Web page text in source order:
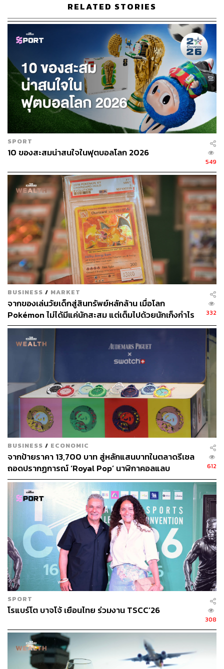
จริงอยู่ว่าในช่วง 20-30 ปีที่ผ่านมา ความนิยมในการสะสม
แสตมป์จะลดลง เพราะผู้คนหันไปสื่อสารทางอื่นแทนการ
เขียนจดหมาย อย่างไรก็ตาม เจ้ากระดาษแผ่นเล็กๆ นี้ยังเป็น
ของสะสมที่มีมูลค่าน่าประทับใจ โดยมีอัตราการเพิ่มขึ้นของ
ราคาอยู่ที่ 13% ต่อปีตั้งแต่ปี 1991 (ตามการเติบโตของดัชนี
GB 250 ซึ่งติดตามมูลค่าของแสตมป์ 250 อันดับแรกใน
Great Britain)
ส่วนข้อดีอีกอย่างสำหรับนักสะสมคือ แสตมป์มีน้ำหนักเบา
เก็บรักษาง่าย ต้นทุนในการสะสมไม่แพง และมักจะมีการผลิต
แบบจำนวนจำกัดบ่อยๆ เพื่อซื้อเก็บไว้เก็งกำไร
ประเมินกันว่า ตลาดการสะสมเหรียญมีมูลค่าสูงถึง 3,800
ล้านดอลลาร์ในปี 2018 ส่วนเหรียญที่แพงที่สุดในโลกปัจจุบัน
คือ Flowing Hair Silver Dollar ที่สร้างขึ้นเมื่อปี 1794 โดยใน
เดือนกันยายน 2020 มีมูลค่ามากกว่า 10 ล้านดอลลาร์
สำหรับผู้ที่เริ่มสะสมลองเก็บเหรียญที่ระลึกที่จำนวนจำกัด
เหรียญที่เลิกใช้งานไปแล้ว หรือเหรียญที่มีข้อผิดพลาด ก็อาจ
ทำราคาได้ในอนาคต
RELATED STORIES
SPORT
10 ของสะสมน่าสนใจในฟุตบอลโลก 2026
549
BUSINESS / MARKET
จากของเล่นวัยเด็กสู่สินทรัพย์หลักล้าน เมื่อโลก
Pokémon ไม่ได้มีแค่นักสะสม แต่เต็มไปด้วยนักเก็งกำไร
และ พ่อค้ากว้านซื้อ
332
BUSINESS / ECONOMIC
จากป้ายราคา 13,700 บาท สู่หลักแสนบาทในตลาดรีเซล
ถอดปรากฏการณ์ ‘Royal Pop’ นาฬิกาคอลแลบ
Audemars Piguet x Swatch ที่สั่นสะเทือนวงการทั่ว
โลก
612
SPORT
โรแบร์โต บาจโจ้ เยือนไทย ร่วมงาน TSCC’26
308